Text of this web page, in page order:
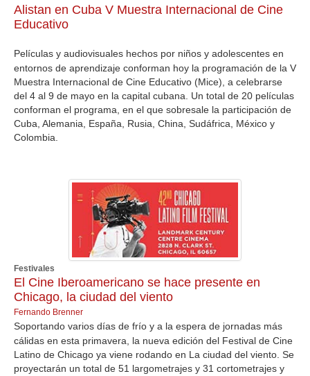
Alistan en Cuba V Muestra Internacional de Cine
Educativo
Películas y audiovisuales hechos por niños y adolescentes en
entornos de aprendizaje conforman hoy la programación de la V
Muestra Internacional de Cine Educativo (Mice), a celebrarse
del 4 al 9 de mayo en la capital cubana. Un total de 20 películas
conforman el programa, en el que sobresale la participación de
Cuba, Alemania, España, Rusia, China, Sudáfrica, México y
Colombia.
Festivales
El Cine Iberoamericano se hace presente en
Chicago, la ciudad del viento
Fernando Brenner
Soportando varios días de frío y a la espera de jornadas más
cálidas en esta primavera, la nueva edición del Festival de Cine
Latino de Chicago ya viene rodando en La ciudad del viento. Se
proyectarán un total de 51 largometrajes y 31 cortometrajes y